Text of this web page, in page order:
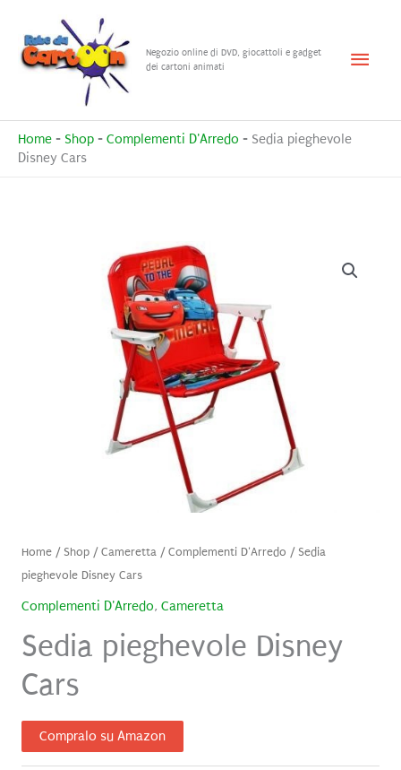
contenuto
Negozio online di DVD, giocattoli e gadget
dei cartoni animati
Menu
Home - Shop - Complementi D'Arredo - Sedia pieghevole
Disney Cars
Home/ Shop/Cameretta/Complementi D'Arredo / Sedia
pieghevole Disney Cars
Complementi D'Arredo, Cameretta
Sedia pieghevole Disney
Cars
Compralo su Amazon